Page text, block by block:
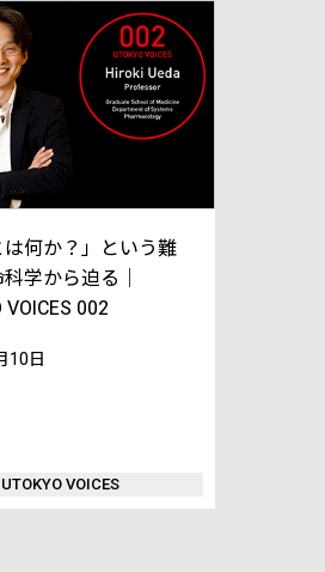
は何か？」という難
学から迫る｜
VOICES 002
10日
UTOKYO VOICES